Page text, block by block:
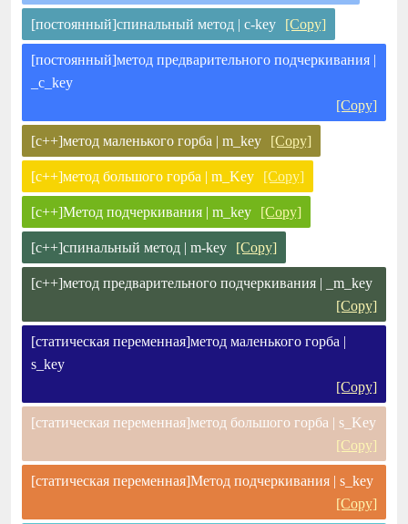
[постоянный]спинальный метод | c-key [Copy]
[постоянный]метод предварительного подчеркивания |
_c_key
[Copy]
[c++]метод маленького горба | m_key [Copy]
[c++]метод большого горба | m_Key [Copy]
[c++]Метод подчеркивания | m_key [Copy]
[c++]спинальный метод | m-key [Copy]
[c++]метод предварительного подчеркивания | _m_key
[Copy]
[статическая переменная]метод маленького горба |
s_key
[Copy]
[статическая переменная]метод большого горба | s_Key
[Copy]
[статическая переменная]Метод подчеркивания | s_key
[Copy]